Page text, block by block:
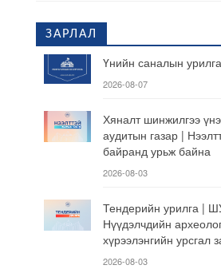
ЗАРЛАЛ
Үнийн саналын урилга
2026-08-07
Хяналт шинжилгээ
аудитын газар |
байранд урьж байна
2026-08-03
Тендерийн урилга |
Нүүдэлчдийн
хүрээлэнгийн урсгал
2026-08-03